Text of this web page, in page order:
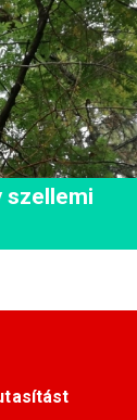
szellemi